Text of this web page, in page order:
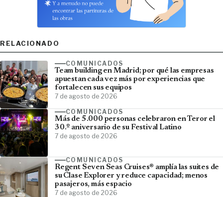
RELACIONADO
COMUNICADOS
Team building en Madrid; por qué las empresas
apuestan cada vez más por experiencias que
fortalecen sus equipos
7 de agosto de 2026
COMUNICADOS
Más de 5.000 personas celebraron en Teror el
30.º aniversario de su Festival Latino
7 de agosto de 2026
COMUNICADOS
Regent Seven Seas Cruises® amplía las suites de
su Clase Explorer y reduce capacidad; menos
pasajeros, más espacio
7 de agosto de 2026